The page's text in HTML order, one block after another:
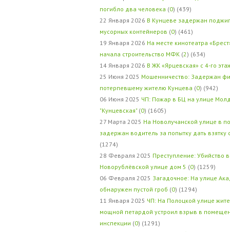
погибло два человека (0) (439)
22 Января 2026 В Кунцеве задержан
мусорных контейнеров (0) (461)
19 Января 2026 На месте кинотеатра
начала строительство МФК (2) (634)
14 Января 2026 В ЖК «Ярцевская» с 4-го
25 Июня 2025 Мошенничество: Задержан
потерпевшему жителю Кунцева (0) (942)
06 Июня 2025 ЧП: Пожар в БЦ на улице
"Кунцевская" (0) (1605)
27 Марта 2025 На Новолучанской улице в
задержан водитель за попытку дать
(1274)
28 Февраля 2025 Преступление: Убийство
Новорублёвской улице дом 5 (0) (1259)
06 Февраля 2025 Загадочное: На улице
обнаружен пустой гроб (0) (1294)
11 Января 2025 ЧП: На Полоцкой улице
мощной петардой устроил взрыв в
инспекции (0) (1291)